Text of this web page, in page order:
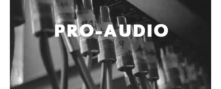
Corro y escenario
Instalaciones
Cámara, computadora y celular
Pedestales y soportes
Accesorios
Cables